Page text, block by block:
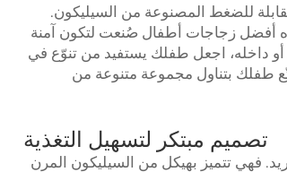
للضغط المصنوعة من السيليكون.
أفضل زجاجات أطفال صُنعت لتكون آمنة
أو داخله، اجعل طفلك يستفيد من تنوّع في
طفلك بتناول مجموعة متنوعة من
تصميم مبتكر لتسهيل التغذية
فهي تتميز بهيكل من السيليكون المرن